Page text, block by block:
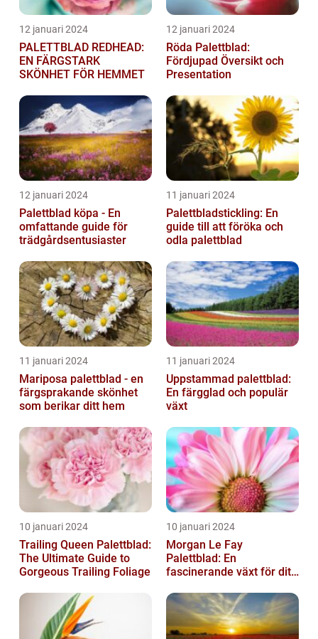
12 januari 2024
PALETTBLAD REDHEAD:
EN FÄRGSTARK
SKÖNHET FÖR HEMMET
12 januari 2024
Röda Palettblad:
Fördjupad Översikt och
Presentation
12 januari 2024
Palettblad köpa - En
omfattande guide för
trädgårdsentusiaster
11 januari 2024
Palettbladstickling: En
guide till att föröka och
odla palettblad
11 januari 2024
Mariposa palettblad - en
färgsprakande skönhet
som berikar ditt hem
11 januari 2024
Uppstammad palettblad:
En färgglad och populär
växt
10 januari 2024
Trailing Queen Palettblad:
The Ultimate Guide to
Gorgeous Trailing Foliage
10 januari 2024
Morgan Le Fay
Palettblad: En
fascinerande växt för ditt